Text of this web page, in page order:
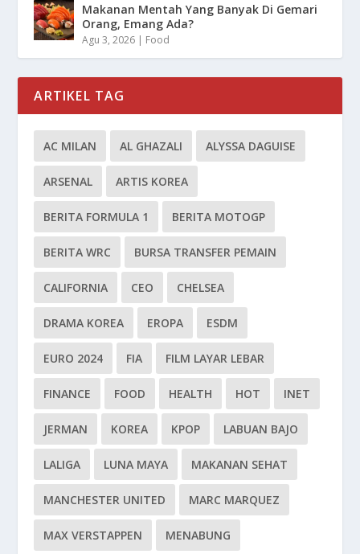
Makanan Mentah Yang Banyak Di Gemari
Orang, Emang Ada?
Agu 3, 2026 | Food
ARTIKEL TAG
AC MILAN AL GHAZALI ALYSSA DAGUISE
ARSENAL ARTIS KOREA
BERITA FORMULA 1 BERITA MOTOGP
BERITA WRC BURSA TRANSFER PEMAIN
CALIFORNIA CEO CHELSEA
DRAMA KOREA EROPA ESDM
EURO 2024 FIA FILM LAYAR LEBAR
FINANCE FOOD HEALTH HOT INET
JERMAN KOREA KPOP LABUAN BAJO
LALIGA LUNA MAYA MAKANAN SEHAT
MANCHESTER UNITED MARC MARQUEZ
MAX VERSTAPPEN MENABUNG